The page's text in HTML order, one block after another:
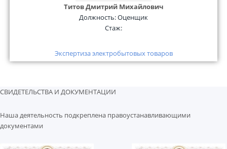
Титов Дмитрий Михайлович
Должность:Оценщик
Стаж:
Экспертиза электробытовых товаров
СВИДЕТЕЛЬСТВА И ДОКУМЕНТАЦИИ
Наша деятельность подкреплена правоустанавливающими
документами